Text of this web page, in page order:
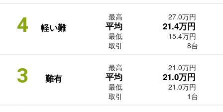
4 軽い難
最高
平均
最低
取引
27.0万円
21.4万円
15.4万円
8台
3 難有
最高
平均
最低
取引
21.0万円
21.0万円
21.0万円
1台